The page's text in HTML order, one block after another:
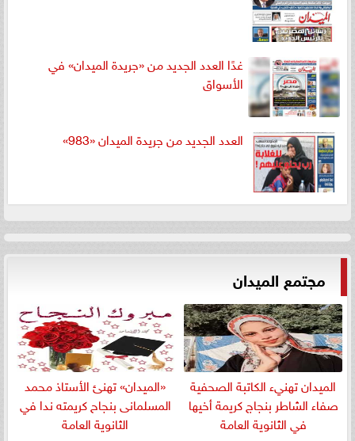
غدًا العدد الجديد من «جريدة الميدان» في
الأسواق
العدد الجديد من جريدة الميدان «983»
مجتمع الميدان
الميدان تهنيء الكاتبة الصحفية
صفاء الشاطر بنجاج كريمة أخيها
في الثانوية العامة
«الميدان» تهنئ الأستاذ محمد
المسلمانى بنجاح كريمته ندا في
الثانوية العامة